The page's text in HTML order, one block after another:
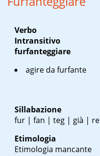
Verbo
Intransitivo
furfanteggiare
agire da furfante
Sillabazione
fur | fan | teg | già | re
Etimologia
Etimologia mancante